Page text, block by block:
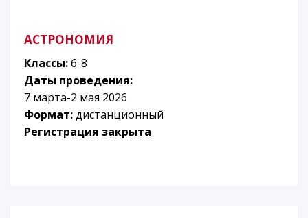
АСТРОНОМИЯ
Классы:6-8
Даты проведения:
7 марта-2 мая 2026
Формат:дистанционный
Регистрация закрыта